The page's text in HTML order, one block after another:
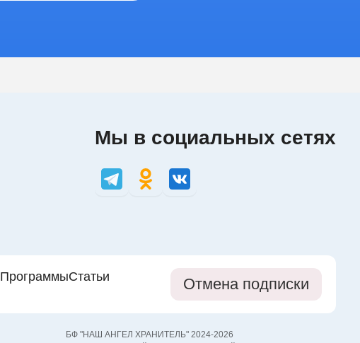
Мы в социальных сетях
ПрограммыСтатьи
Отмена подписки
БФ "НАШ АНГЕЛ ХРАНИТЕЛЬ" 2024-2026